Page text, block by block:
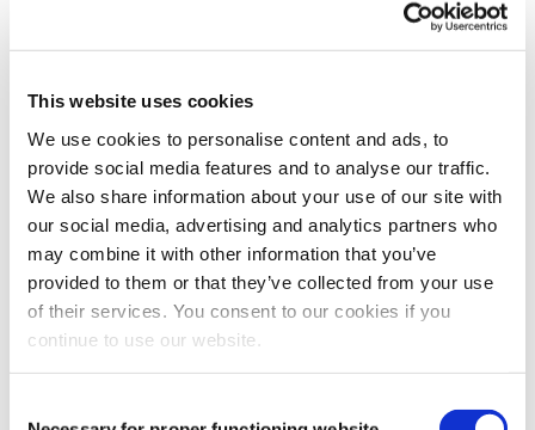
This website uses cookies
We use cookies to personalise content and ads, to
provide social media features and to analyse our traffic.
We also share information about your use of our site with
our social media, advertising and analytics partners who
may combine it with other information that you’ve
provided to them or that they’ve collected from your use
of their services. You consent to our cookies if you
continue to use our website.
CureTape.com tienen derechos de garantía legal.
Garantizamos que nuestros productos
Cumple las especificaciones indicadas en el sitio
web;
Son adecuados para un uso normal;
Estén libres de defectos de fabricación en el
momento de la entrega.
Si recibes un producto defectuoso o dañado, ponte en
devolvamos el dinero.